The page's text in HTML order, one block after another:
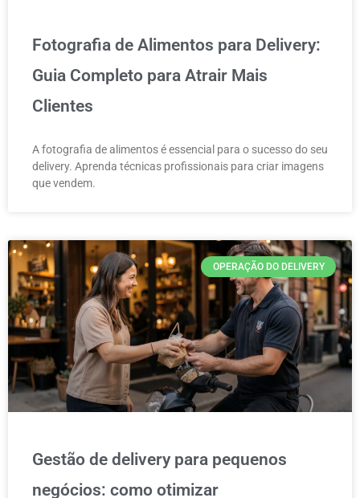
Fotografia de Alimentos para Delivery:
Guia Completo para Atrair Mais
Clientes
A fotografia de alimentos é essencial para o sucesso do seu
delivery. Aprenda técnicas profissionais para criar imagens
que vendem.
OPERAÇÃO DO DELIVERY
Gestão de delivery para pequenos
negócios: como otimizar